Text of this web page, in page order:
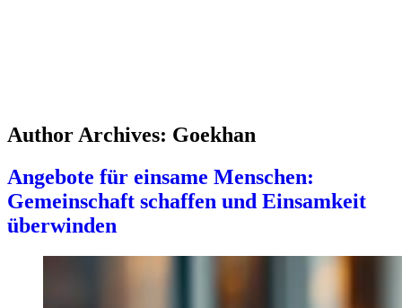
Skip to content
Author Archives: Goekhan
Angebote für einsame Menschen:
Gemeinschaft schaffen und Einsamkeit
überwinden